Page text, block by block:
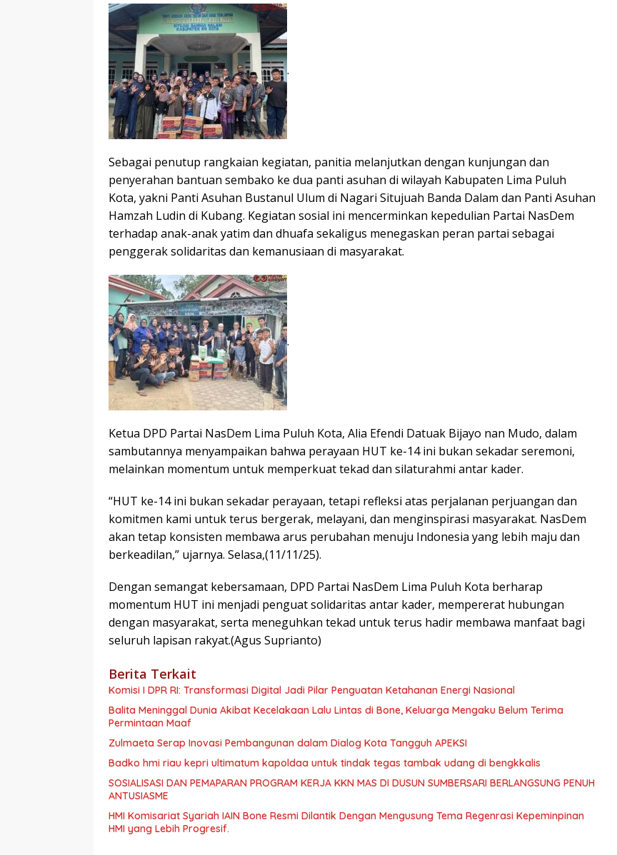
.
Sebagai penutup rangkaian kegiatan, panitia melanjutkan dengan kunjungan dan
penyerahan bantuan sembako ke dua panti asuhan di wilayah Kabupaten Lima Puluh
Kota, yakni Panti Asuhan Bustanul Ulum di Nagari Situjuah Banda Dalam dan Panti Asuhan
Hamzah Ludin di Kubang. Kegiatan sosial ini mencerminkan kepedulian Partai NasDem
terhadap anak-anak yatim dan dhuafa sekaligus menegaskan peran partai sebagai
penggerak solidaritas dan kemanusiaan di masyarakat.
.
Ketua DPD Partai NasDem Lima Puluh Kota, Alia Efendi Datuak Bijayo nan Mudo, dalam
sambutannya menyampaikan bahwa perayaan HUT ke-14 ini bukan sekadar seremoni,
melainkan momentum untuk memperkuat tekad dan silaturahmi antar kader.
“HUT ke-14 ini bukan sekadar perayaan, tetapi refleksi atas perjalanan perjuangan dan
komitmen kami untuk terus bergerak, melayani, dan menginspirasi masyarakat. NasDem
akan tetap konsisten membawa arus perubahan menuju Indonesia yang lebih maju dan
berkeadilan,” ujarnya. Selasa,(11/11/25).
Dengan semangat kebersamaan, DPD Partai NasDem Lima Puluh Kota berharap
momentum HUT ini menjadi penguat solidaritas antar kader, mempererat hubungan
dengan masyarakat, serta meneguhkan tekad untuk terus hadir membawa manfaat bagi
seluruh lapisan rakyat.(Agus Suprianto)
Berita Terkait
Komisi I DPR RI: Transformasi Digital Jadi Pilar Penguatan Ketahanan Energi Nasional
Balita Meninggal Dunia Akibat Kecelakaan Lalu Lintas di Bone, Keluarga Mengaku Belum Terima
Permintaan Maaf
Zulmaeta Serap Inovasi Pembangunan dalam Dialog Kota Tangguh APEKSI
Badko hmi riau kepri ultimatum kapoldaa untuk tindak tegas tambak udang di bengkkalis
SOSIALISASI DAN PEMAPARAN PROGRAM KERJA KKN MAS DI DUSUN SUMBERSARI BERLANGSUNG PENUH
ANTUSIASME
HMI Komisariat Syariah IAIN Bone Resmi Dilantik Dengan Mengusung Tema Regenrasi Kepeminpinan
HMI yang Lebih Progresif.